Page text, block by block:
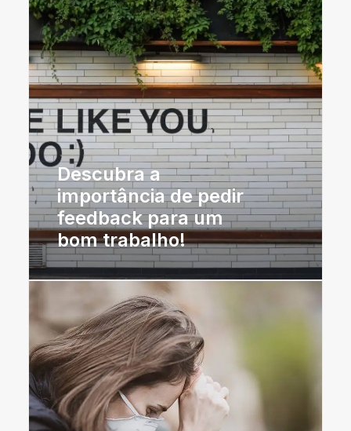
Descubra a
importância de pedir
feedback para um
bom trabalho!